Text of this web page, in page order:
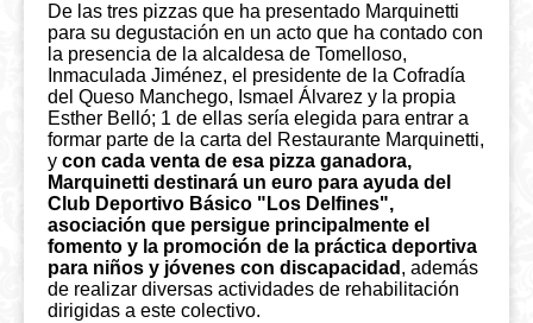
De las tres pizzas que ha presentado Marquinetti
para su degustación en un acto que ha contado con
la presencia de la alcaldesa de Tomelloso,
Inmaculada Jiménez, el presidente de la Cofradía
del Queso Manchego, Ismael Álvarez y la propia
Esther Belló; 1 de ellas sería elegida para entrar a
formar parte de la carta del Restaurante Marquinetti,
y con cada venta de esa pizza ganadora,
Marquinetti destinará un euro para ayuda del
Club Deportivo Básico "Los Delfines",
asociación que persigue principalmente el
fomento y la promoción de la práctica deportiva
para niños y jóvenes con discapacidad , además
de realizar diversas actividades de rehabilitación
dirigidas a este colectivo.